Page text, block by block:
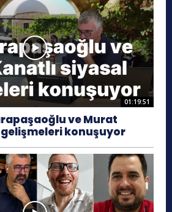
01:19:51
ve Murat
konuşuyor